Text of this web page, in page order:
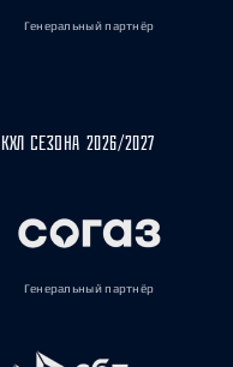
Генеральный партнёр
СЕЗОНА 2026/2027
Генеральный партнёр